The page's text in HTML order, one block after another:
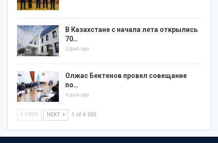
В Казахстане с начала лета открылись
70…
3 дня ago
Олжас Бектенов провел совещание
по…
4 дня ago
PREV NEXT 1 of 4 503